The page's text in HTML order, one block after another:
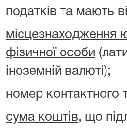
податків та мають
місцезнаходження
фізичної особи
іноземній валюті);
номер контактного
сума коштів, що